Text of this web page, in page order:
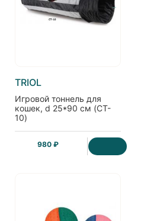
TRIOL
Игровой тоннель для
кошек, d 25*90 см (CT-
10)
980 ₽